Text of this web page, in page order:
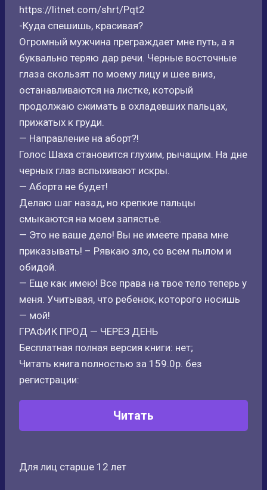
https://litnet.com/shrt/Pqt2
-Куда спешишь, красивая?
Огромный мужчина преграждает мне путь, а я
буквально теряю дар речи. Черные восточные
глаза скользят по моему лицу и шее вниз,
останавливаются на листке, который
продолжаю сжимать в охладевших пальцах,
прижатых к груди.
— Направление на аборт?!
Голос Шаха становится глухим, рычащим. На дне
черных глаз вспыхивают искры.
— Аборта не будет!
Делаю шаг назад, но крепкие пальцы
смыкаются на моем запястье.
— Это не ваше дело! Вы не имеете права мне
приказывать! – Рявкаю зло, со всем пылом и
обидой.
— Еще как имею! Все права на твое тело теперь у
меня. Учитывая, что ребенок, которого носишь
— мой!
ГРАФИК ПРОД — ЧЕРЕЗ ДЕНЬ
Бесплатная полная версия книги: нет;
Читать книга полностью за 159.0р. без
регистрации:
Читать
Для лиц старше 12 лет